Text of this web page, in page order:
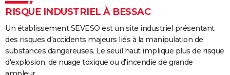
RISQUE INDUSTRIEL À BESSAC
Un établissement SEVESO est un site industriel présentant
des risques d'accidents majeurs liés à la manipulation de
substances dangereuses. Le seuil haut implique plus de risque
d'explosion, de nuage toxique ou d'incendie de grande